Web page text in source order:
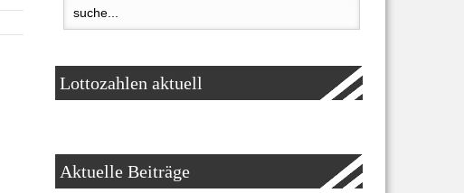
Lottozahlen aktuell
Aktuelle Beiträge